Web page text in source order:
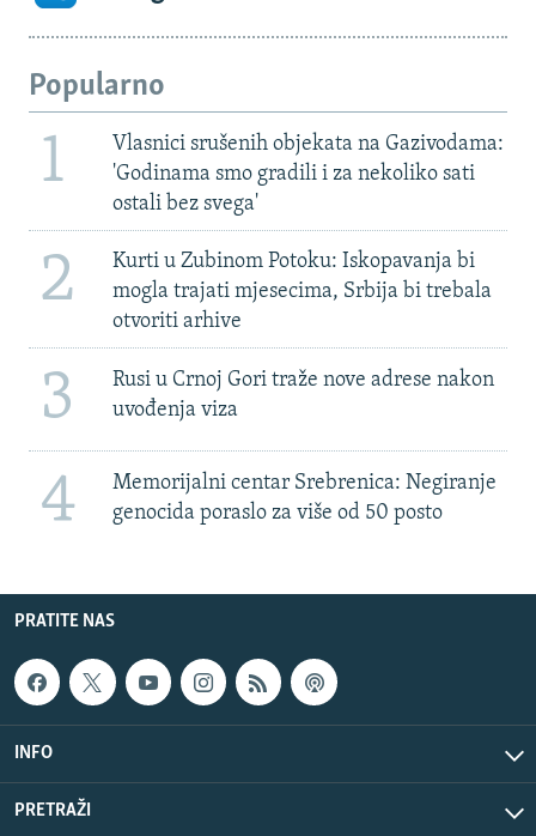
Popularno
1
Vlasnici srušenih objekata na Gazivodama:
'Godinama smo gradili i za nekoliko sati
ostali bez svega'
2
Kurti u Zubinom Potoku: Iskopavanja bi
mogla trajati mjesecima, Srbija bi trebala
otvoriti arhive
3
Rusi u Crnoj Gori traže nove adrese nakon
uvođenja viza
4
Memorijalni centar Srebrenica: Negiranje
genocida poraslo za više od 50 posto
PRATITE NAS
INFO
PRETRAŽI